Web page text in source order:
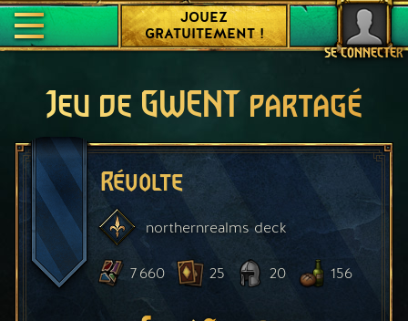
SE CONNECTER
JOUEZ
GRATUITEMENT !
Jeu de GWENT partagé
Révolte
northernrealmsdeck
7 660 25 20 156